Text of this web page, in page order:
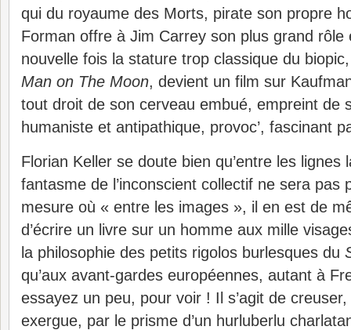
qui du royaume des Morts, pirate son propre
Forman offre à Jim Carrey son plus grand rôle
nouvelle fois la stature trop classique du
Man on The Moon, devient un film sur
tout droit de son cerveau embué, empreint de
humaniste et antipathique, provoc’, fascinant
Florian Keller se doute bien qu’entre les lignes
fantasme de l’inconscient collectif ne sera pas
mesure où « entre les images », il en est de
d’écrire un livre sur un homme aux mille
la philosophie des petits rigolos burlesques du
qu’aux avant-gardes européennes, autant à
essayez un peu, pour voir ! Il s’agit de
exergue, par le prisme d’un hurluberlu